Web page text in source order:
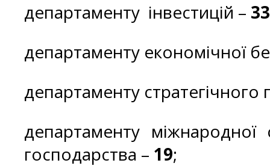
департаменту інвестицій – 33
департаменту економічної
департаменту
департаменту міжнародної
господарства – 19;